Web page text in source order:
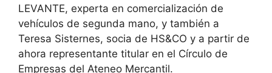
LEVANTE, experta en comercialización de
vehículos de segunda mano, y también a
Teresa Sisternes, socia de HS&CO y a partir de
ahora representante titular en el Círculo de
Empresas del Ateneo Mercantil.